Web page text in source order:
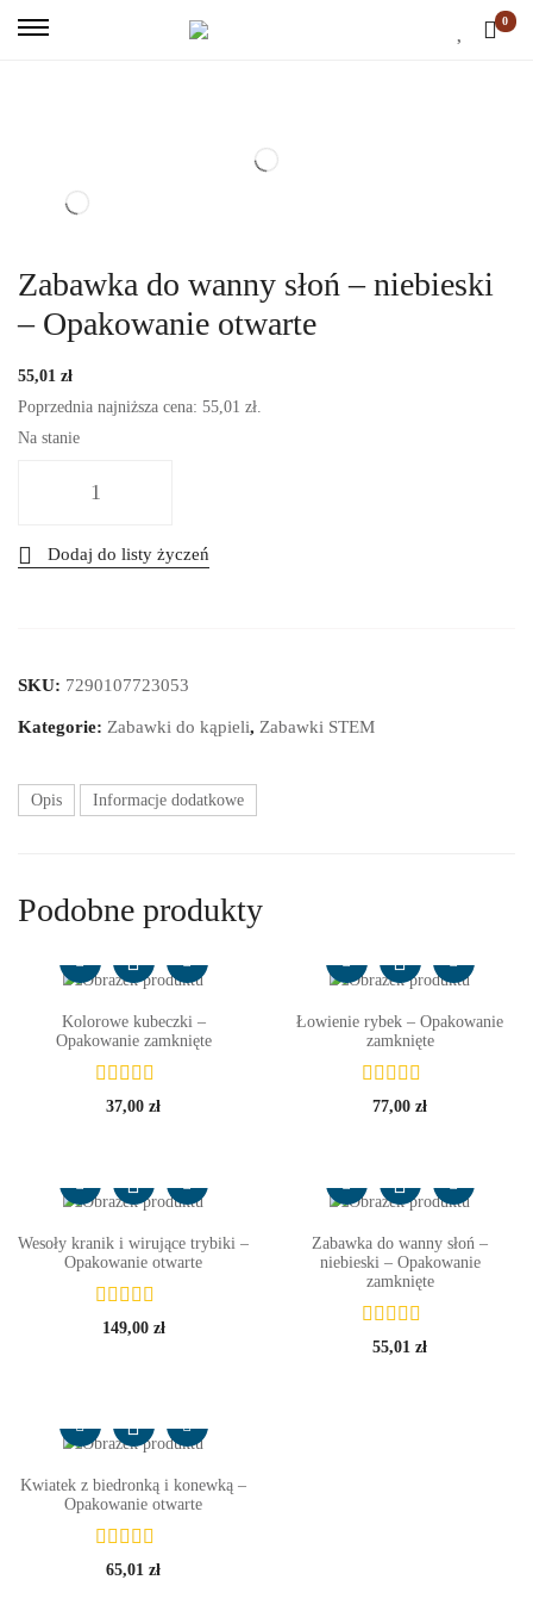
0
Zabawka do wanny słoń – niebieski
– Opakowanie otwarte
55,01 zł
Poprzednia najniższa cena: 55,01 zł
Na stanie
Dodaj do listy życzeń
SKU: 7290107723053
Kategorie: Zabawki do kąpieli, Zabawki STEM
Opis Informacje dodatkowe
Podobne produkty
Kolorowe kubeczki –
Opakowanie zamknięte
37,00 zł
Łowienie rybek – Opakowanie
zamknięte
77,00 zł
Wesoły kranik i wirujące trybiki –
Opakowanie otwarte
149,00 zł
Zabawka do wanny słoń –
niebieski – Opakowanie
zamknięte
55,01 zł
Kwiatek z biedronką i konewką –
Opakowanie otwarte
65,01 zł